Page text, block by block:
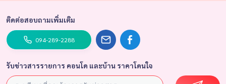
ติดต่อสอบถามเพิ่มเติม
094-289-2288
รับข่าวสารรายการ คอนโด และบ้าน ราคาโดนใจ